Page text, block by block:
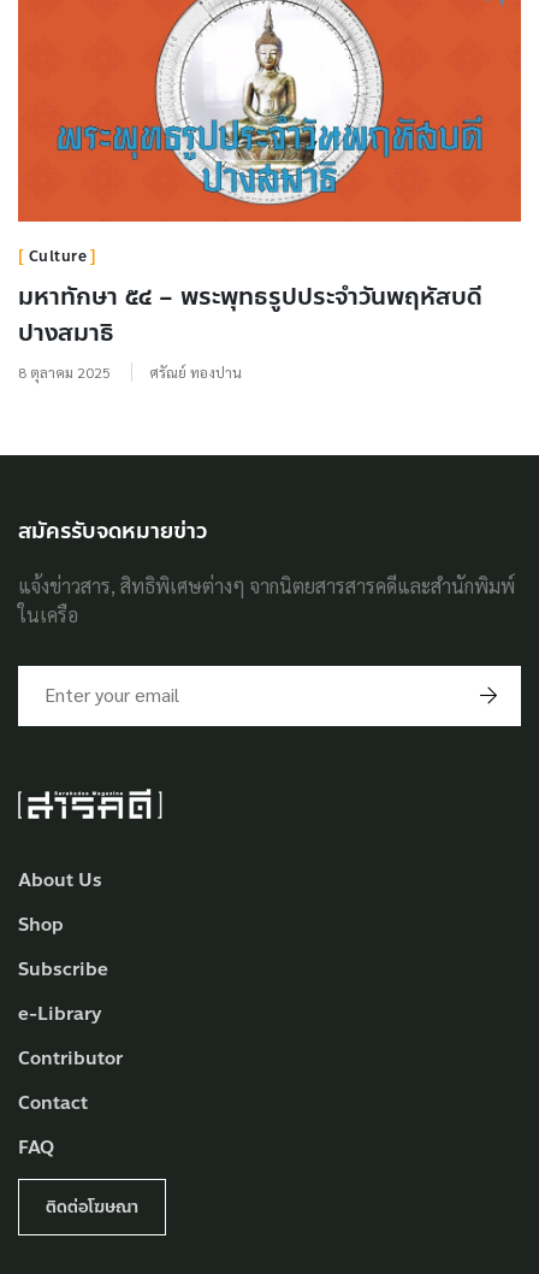
Culture
มหาทักษา ๕๔ – พระพุทธรูปประจำวันพฤหัสบดี
ปางสมาธิ
8 ตุลาคม 2025 ศรัณย์ ทองปาน
About Us
Shop
Subscribe
e-Library
Contributor
Contact
FAQ
ติดต่อโฆษณา
สมัครรับจดหมายข่าว
แจ้งข่าวสาร, สิทธิพิเศษต่างๆ จากนิตยสารสารคดีและสำนักพิมพ์
ในเครือ